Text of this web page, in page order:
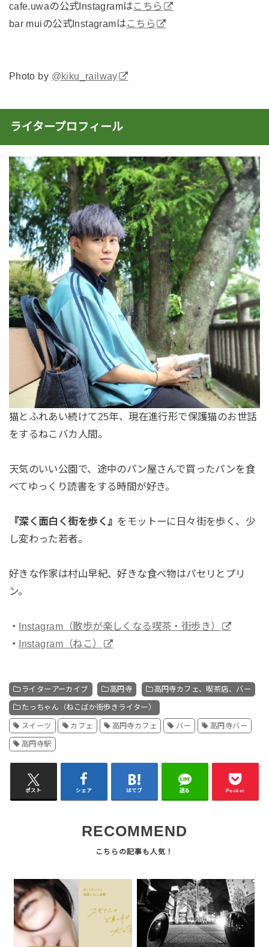
cafe.uwaの公式Instagramはこちら
bar muiの公式Instagramはこちら
Photo by @kiku_railway
ライタープロフィール
猫とふれあい続けて25年、現在進行形で保護猫のお世話
をするねこバカ人間。
天気のいい公園で、途中のパン屋さんで買ったパンを食
べてゆっくり読書をする時間が好き。
『深く面白く街を歩く』 をモットーに日々街を歩く、少
し変わった若者。
好きな作家は村山早紀、好きな食べ物はパセリとプリ
ン。
・ Instagram（散歩が楽しくなる喫茶・街歩き）
・ Instagram（ねこ）
ライターアーカイブ 高円寺 高円寺カフェ、喫茶店、バー
たっちゃん（ねこばか街歩きライター）
スイーツ カフェ 高円寺カフェ バー 高円寺バー
高円寺駅
ポスト シェア はてブ 送る Pocket
RECOMMEND